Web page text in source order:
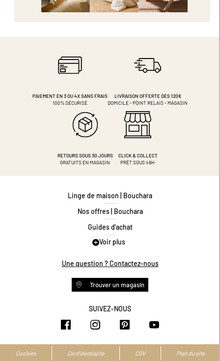
PAIEMENT EN 3 OU 4XSANS FRAIS
100% SÉCURISÉ
LIVRAISON OFFERTE DÈS 120€
DOMICILE - POINT RELAIS - MAGASIN
RETOURS SOUS 30 JOURS
GRATUITS EN MAGASIN
CLICK & COLLECT
PRÊT SOUS 48H
Linge de maison | Bouchara
Nos offres | Bouchara
Guides d'achat
Guide des tailles
Programme de fidélité
Conditions des offres
Livraison et retours
Accessibilité numérique
Voir plus
Une question ? Contactez-nous
Trouver un magasin
SUIVEZ-NOUS
https://www.facebook.com/
https://https://
Cookies Confidentialité CGV Plan du site